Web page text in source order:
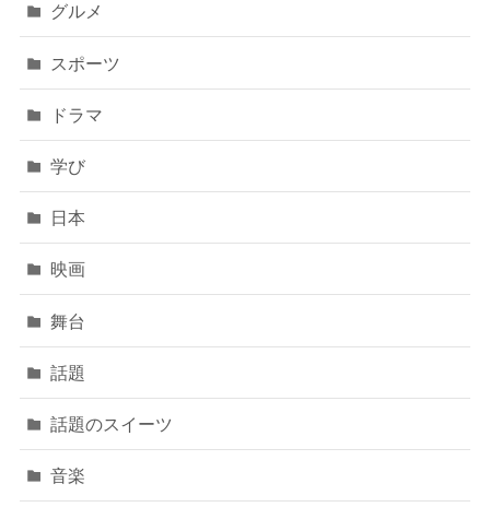
グルメ
スポーツ
ドラマ
学び
日本
映画
舞台
話題
話題のスイーツ
音楽